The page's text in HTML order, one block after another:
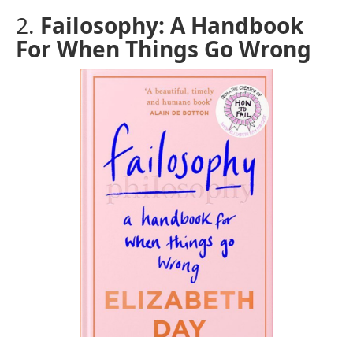
2. Failosophy: A Handbook
For When Things Go Wrong